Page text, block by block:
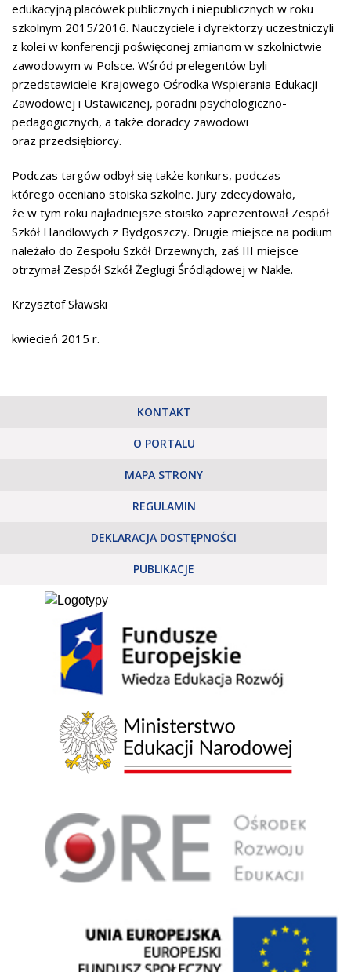
edukacyjną placówek publicznych i niepublicznych w roku
szkolnym 2015/2016. Nauczyciele i dyrektorzy uczestniczyli
z kolei w konferencji poświęconej zmianom w szkolnictwie
zawodowym w Polsce. Wśród prelegentów byli
przedstawiciele Krajowego Ośrodka Wspierania Edukacji
Zawodowej i Ustawicznej, poradni psychologiczno-
pedagogicznych, a także doradcy zawodowi
oraz przedsiębiorcy.
Podczas targów odbył się także konkurs, podczas
którego oceniano stoiska szkolne. Jury zdecydowało,
że w tym roku najładniejsze stoisko zaprezentował Zespół
Szkół Handlowych z Bydgoszczy. Drugie miejsce na podium
należało do Zespołu Szkół Drzewnych, zaś III miejsce
otrzymał Zespół Szkół Żeglugi Śródlądowej w Nakle.
Krzysztof Sławski
kwiecień 2015 r.
KONTAKT
O PORTALU
MAPA STRONY
REGULAMIN
DEKLARACJA DOSTĘPNOŚCI
PUBLIKACJE